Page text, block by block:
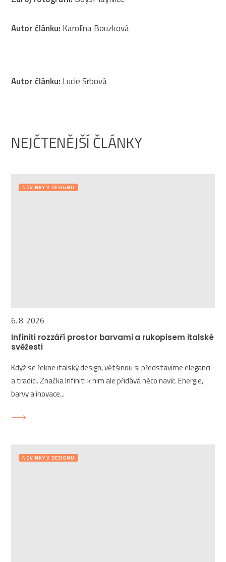
Autor článku: Karolína Bouzková
Autor článku: Lucie Srbová
NEJČTENĚJŠÍ ČLÁNKY
NOVINKY V DESIGNU
6. 8. 2026
Infiniti rozzáří prostor barvami a rukopisem italské
svěžesti
Když se řekne italský design, většinou si představíme eleganci
a tradici. Značka Infiniti k nim ale přidává něco navíc. Energie,
barvy a inovace...
NOVINKY V DESIGNU